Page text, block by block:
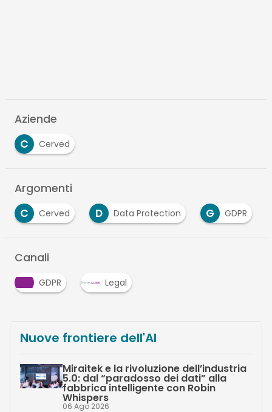
Aziende
C
Cerved
Argomenti
C
Cerved D Data Protection G GDPR
Canali
GDPR Legal
Nuove frontiere dell'AI
Miraitek e la rivoluzione dell’industria
5.0: dal “paradosso dei dati” alla
fabbrica intelligente con Robin
Whispers
06 Ago 2026